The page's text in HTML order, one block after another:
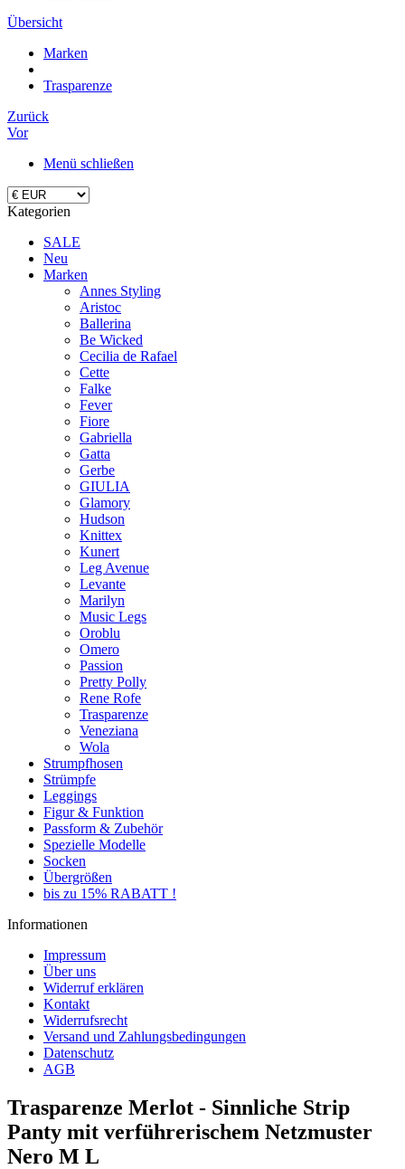
Übersicht
Marken
Trasparenze
Zurück
Vor
Menü schließen
Kategorien
SALE
Neu
Marken
Annes Styling
Aristoc
Ballerina
Be Wicked
Cecilia de Rafael
Cette
Falke
Fever
Fiore
Gabriella
Gatta
Gerbe
GIULIA
Glamory
Hudson
Knittex
Kunert
Leg Avenue
Levante
Marilyn
Music Legs
Oroblu
Omero
Passion
Pretty Polly
Rene Rofe
Trasparenze
Veneziana
Wola
Strumpfhosen
Strümpfe
Leggings
Figur & Funktion
Passform & Zubehör
Spezielle Modelle
Socken
Übergrößen
bis zu 15% RABATT !
Informationen
Impressum
Über uns
Widerruf erklären
Kontakt
Widerrufsrecht
Versand und Zahlungsbedingungen
Datenschutz
AGB
Trasparenze Merlot - Sinnliche Strip
Panty mit verführerischem Netzmuster
Nero M L